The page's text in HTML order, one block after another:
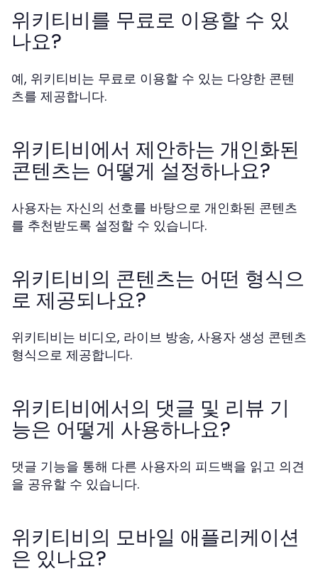
위키티비를 무료로 이용할 수 있
나요?
예, 위키티비는 무료로 이용할 수 있는 다양한 콘텐
츠를 제공합니다.
위키티비에서 제안하는 개인화된
콘텐츠는 어떻게 설정하나요?
사용자는 자신의 선호를 바탕으로 개인화된 콘텐츠
를 추천받도록 설정할 수 있습니다.
위키티비의 콘텐츠는 어떤 형식으
로 제공되나요?
위키티비는 비디오, 라이브 방송, 사용자 생성 콘텐츠
형식으로 제공합니다.
위키티비에서의 댓글 및 리뷰 기
능은 어떻게 사용하나요?
댓글 기능을 통해 다른 사용자의 피드백을 읽고 의견
을 공유할 수 있습니다.
위키티비의 모바일 애플리케이션
은 있나요?